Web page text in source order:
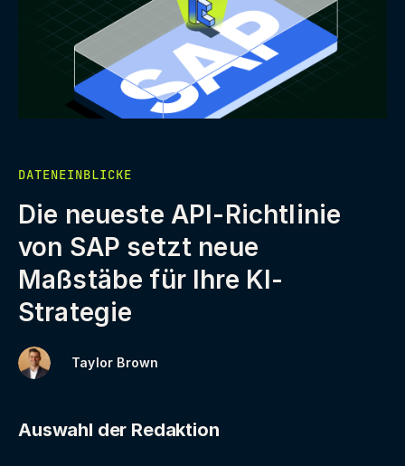
DATENEINBLICKE
Die neueste API-Richtlinie
von SAP setzt neue
Maßstäbe für Ihre KI-
Strategie
Taylor Brown
Auswahl der Redaktion